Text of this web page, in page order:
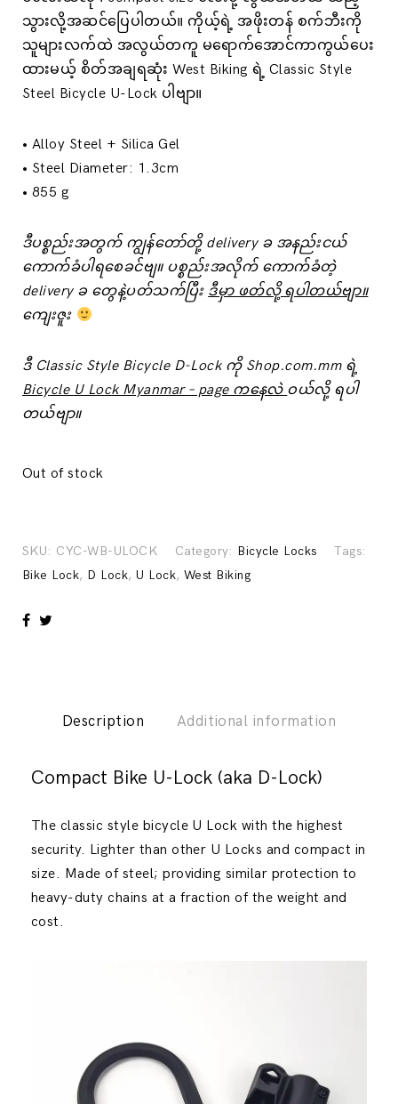
သွားလို့အဆင်ပြေပါတယ်။ ကိုယ့်ရဲ့ အဖိုးတန် စက်ဘီးကို
သူများလက်ထဲ အလွယ်တကူ မရောက်အောင်ကာကွယ်ပေး
ထားမယ့် စိတ်အချရဆုံး West Biking ရဲ့ Classic Style
Steel Bicycle U-Lock ပါဗျာ။
• Alloy Steel + Silica Gel
• Steel Diameter: 1.3cm
• 855 g
ဒီပစ္စည်းအတွက် ကျွန်တော်တို့ delivery ခ အနည်းငယ်
‌ကောက်ခံပါရစေခင်ဗျ။ ပစ္စည်းအလိုက် ကောက်ခံတဲ့
delivery ခ ‌တွေနဲ့ပတ်သက်ပြီး ဒီမှာ ဖတ်လို့ ရပါတယ်ဗျာ။
ကျေးဇူး
ဒီ Classic Style Bicycle D-Lock ကို Shop.com.mm ရဲ့
Bicycle U Lock Myanmar – page ကနေလဲ ဝယ်လို့ ရပါ
တယ်ဗျာ။
Out of stock
SKU: CYC-WB-ULOCK Category: Bicycle Locks
Tags:
Bike Lock, D Lock,U Lock,West Biking
Description Additional information
Compact Bike U-Lock (aka D-Lock)
The classic style bicycle U Lock with the highest
security. Lighter than other U Locks and compact in
size. Made of steel; providing similar protection to
heavy-duty chains at a fraction of the weight and
cost.